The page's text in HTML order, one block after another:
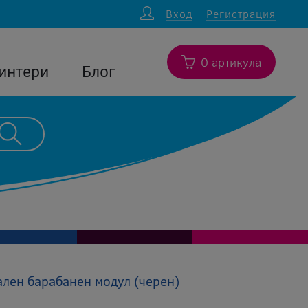
Вход Регистрация
Блог 0 артикула
барабанен модул (черен)